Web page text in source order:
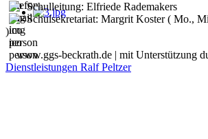
Schulleitung: Elfriede Rademakers
Schulsekretariat: Margrit Koster ( Mo.,
)
www.ggs-beckrath.de | mit Unterstützung
Dienstleistungen Ralf Peltzer